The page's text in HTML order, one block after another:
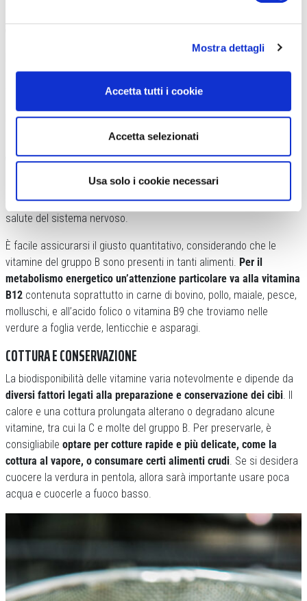
Mostra dettagli
Accetta tutti i cookie
Accetta selezionati
Usa solo i cookie necessari
: supporta il sistema immunitario, agisce contro
l’infiammazione, favorisce l’assorbimento del ferro e ha un ruolo
fondamentale nella produzione di collagene.
Le fonti principalisono: l’arancia, il peperone rosso, le fragole e il
VITAMINE DEL GRUPPO B (B1, B2, B3, B5, B6, B7, B9, B12)
: le vitamine del gruppo B sono fondamentali per lo
sportivo in quanto supportano il metabolismo energetico e la
salute del sistema nervoso.
È facile assicurarsi il giusto quantitativo, considerando che le
vitamine del gruppo B sono presenti in tanti alimenti. Per il
metabolismo energetico un’attenzione particolare va alla vitamina
B12 contenuta soprattutto in carne di bovino, pollo, maiale, pesce,
molluschi, e all’acido folico o vitamina B9 che troviamo nelle
verdure a foglia verde, lenticchie e asparagi.
COTTURA E CONSERVAZIONE
La biodisponibilità delle vitamine varia notevolmente e dipende da
diversi fattori legati alla preparazione e conservazione dei cibi. Il
calore e una cottura prolungata alterano o degradano alcune
vitamine, tra cui la C e molte del gruppo B. Per preservarle, è
consigliabile optare per cotture rapide e più delicate, come la
cottura al vapore, o consumare certi alimenti crudi. Se si desidera
cuocere la verdura in pentola, allora sarà importante usare poca
acqua e cuocerle a fuoco basso.